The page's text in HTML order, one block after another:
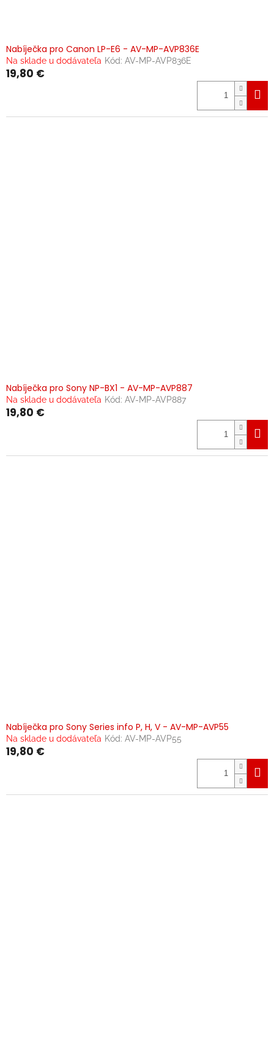
Nabíječka pro Canon LP-E6 - AV-MP-AVP836E
Na sklade u dodávateľa Kód: AV-MP-AVP836E
19,80 €
Nabíječka pro Sony NP-BX1 - AV-MP-AVP887
Na sklade u dodávateľa Kód: AV-MP-AVP887
19,80 €
Nabíječka pro Sony Series info P, H, V - AV-MP-AVP55
Na sklade u dodávateľa Kód: AV-MP-AVP55
19,80 €